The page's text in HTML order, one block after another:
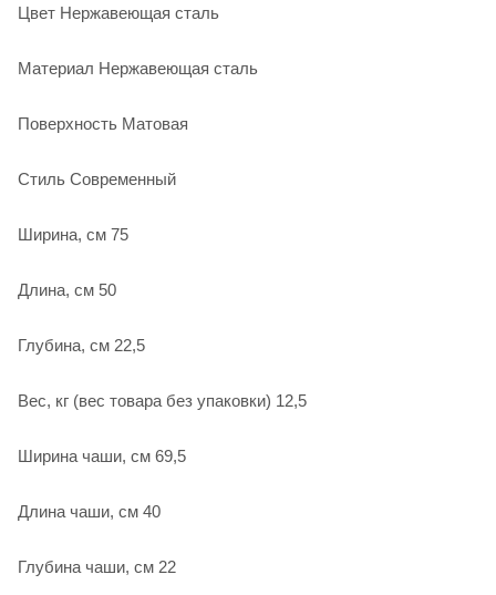
Цвет Нержавеющая сталь
Материал Нержавеющая сталь
Поверхность Матовая
Стиль Современный
Ширина, см 75
Длина, см 50
Глубина, см 22,5
Вес, кг (вес товара без упаковки) 12,5
Ширина чаши, см 69,5
Длина чаши, см 40
Глубина чаши, см 22